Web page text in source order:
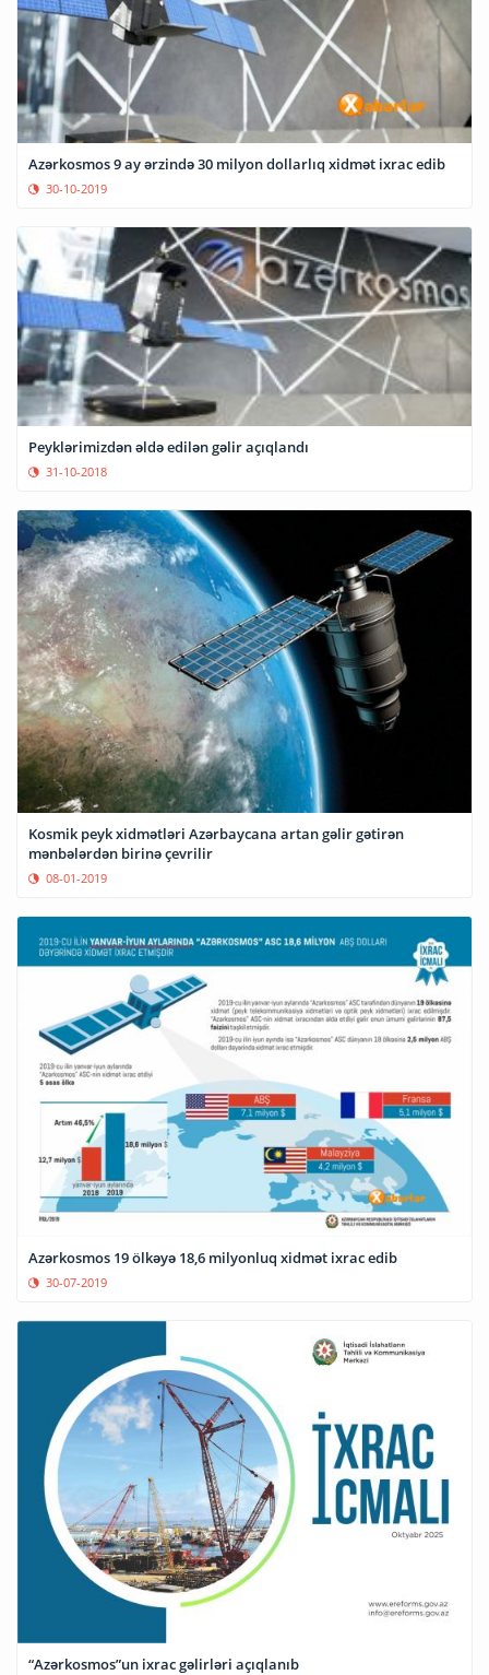
Azərkosmos 9 ay ərzində 30 milyon dollarlıq xidmət ixrac edib
30-10-2019
Peyklərimizdən əldə edilən gəlir açıqlandı
31-10-2018
Kosmik peyk xidmətləri Azərbaycana artan gəlir gətirən
mənbələrdən birinə çevrilir
08-01-2019
Azərkosmos 19 ölkəyə 18,6 milyonluq xidmət ixrac edib
30-07-2019
“Azərkosmos”un ixrac gəlirləri açıqlanıb